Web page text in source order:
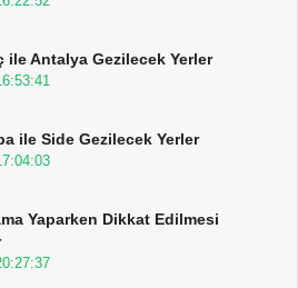
ile Antalya Gezilecek Yerler
ile Side Gezilecek Yerler
Yaparken Dikkat Edilmesi